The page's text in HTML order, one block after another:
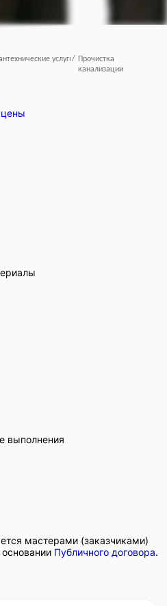
услуги/ Прочистка
канализации
выполнения
мастерами (заказчиками)
Публичного договора.